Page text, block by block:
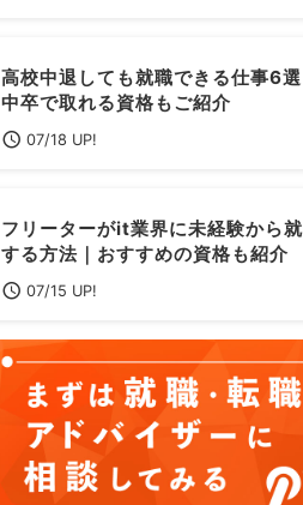
高校中退しても就職できる仕事6
中卒で取れる資格もご紹介
07/18 UP!
フリーターがit業界に未経験から
する方法｜おすすめの資格も紹介
07/15 UP!